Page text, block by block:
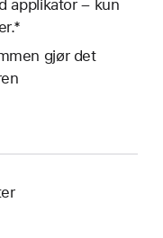
applikator – kun
gjør det